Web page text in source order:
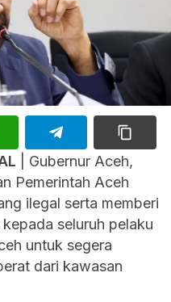
| Gubernur Aceh,
Pemerintah Aceh
ilegal serta memberi
seluruh pelaku
untuk segera
dari kawasan